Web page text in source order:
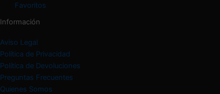
Favoritos
Información
Aviso Legal
Política de Privacidad
Política de Devoluciones
Preguntas Frecuentes
Quienes Somos